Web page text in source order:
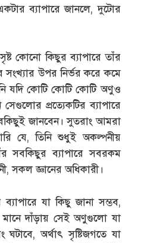
ব্যাপারে জানলে, দুটোর
কোনো কিছুর ব্যাপারে তাঁর
সংখ্যার উপর নির্ভর করে কমে
যদি কোটি কোটি কোটি অণুও
প্রত্যেকটির ব্যাপারে
জানবেন। সুতরাং আমরা
যে, তিনি শুধুই অকল্পনীয়
সবকিছুর ব্যাপারে সবরকম
সকল জ্ঞানের অধিকারী।
ব্যাপারে যা কিছু জানা সম্ভব,
দাঁড়ায় সেই অণুগুলো যা
ঘটাবে, অর্থাৎ সৃষ্টিজগতে যা